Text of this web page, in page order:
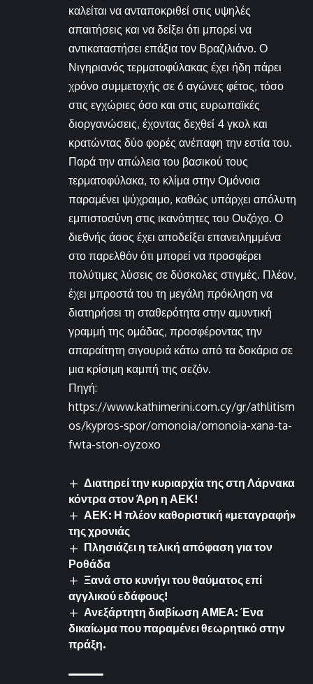
καλείται να ανταποκριθεί στις υψηλές
απαιτήσεις και να δείξει ότι μπορεί να
αντικαταστήσει επάξια τον Βραζιλιάνο. Ο
Νιγηριανός τερματοφύλακας έχει ήδη πάρει
χρόνο συμμετοχής σε 6 αγώνες φέτος, τόσο
στις εγχώριες όσο και στις ευρωπαϊκές
διοργανώσεις, έχοντας δεχθεί 4 γκολ και
κρατώντας δύο φορές ανέπαφη την εστία του.
Παρά την απώλεια του βασικού τους
τερματοφύλακα, το κλίμα στην Ομόνοια
παραμένει ψύχραιμο, καθώς υπάρχει απόλυτη
εμπιστοσύνη στις ικανότητες του Ουζόχο. Ο
διεθνής άσος έχει αποδείξει επανειλημμένα
στο παρελθόν ότι μπορεί να προσφέρει
πολύτιμες λύσεις σε δύσκολες στιγμές. Πλέον,
έχει μπροστά του τη μεγάλη πρόκληση να
διατηρήσει τη σταθερότητα στην αμυντική
γραμμή της ομάδας, προσφέροντας την
απαραίτητη σιγουριά κάτω από τα δοκάρια σε
μια κρίσιμη καμπή της σεζόν.
Πηγή:
https://www.kathimerini.com.cy/gr/athlitism
os/kypros-spor/omonoia/omonoia-xana-ta-
fwta-ston-oyzoxo
Διατηρεί την κυριαρχία της στη Λάρνακα
κόντρα στον Άρη η ΑΕΚ!
ΑΕΚ: Η πλέον καθοριστική «μεταγραφή»
της χρονιάς
Πλησιάζει η τελική απόφαση για τον
Ροθάδα
Ξανά στο κυνήγι του θαύματος επί
αγγλικού εδάφους!
Ανεξάρτητη διαβίωση ΑΜΕΑ: Ένα
δικαίωμα που παραμένει θεωρητικό στην
πράξη.